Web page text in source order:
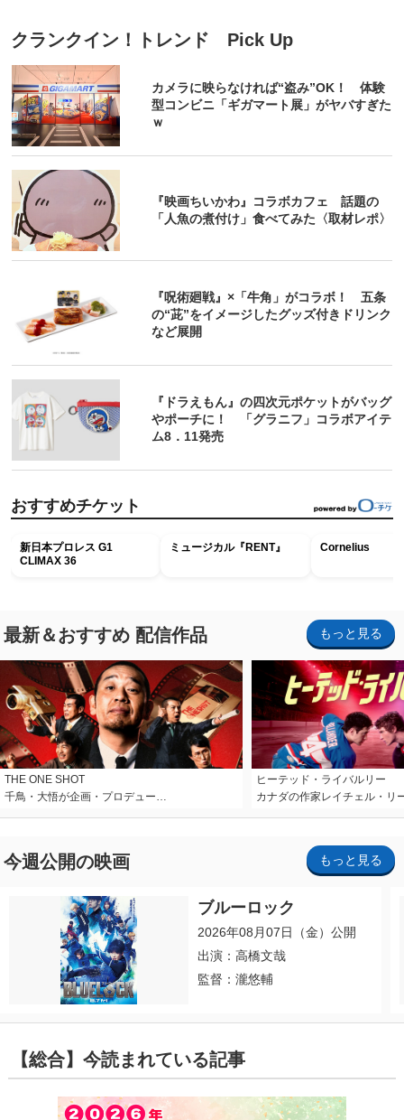
クランクイン！トレンド Pick Up
カメラに映らなければ“盗み”OK！ 体験
型コンビニ「ギガマート展」がヤバすぎた
ｗ
『映画ちいかわ』コラボカフェ 話題の
「人魚の煮付け」食べてみた〈取材レポ〉
『呪術廻戦』×「牛角」がコラボ！ 五条
の“茈”をイメージしたグッズ付きドリンク
など展開
『ドラえもん』の四次元ポケットがバッグ
やポーチに！ 「グラニフ」コラボアイテ
ム8．11発売
おすすめチケット
新日本プロレス G1
CLIMAX 36
ミュージカル『RENT』 Cornelius
最新＆おすすめ 配信作品 もっと見る
THE ONE SHOT
千鳥・大悟が企画・プロデュー…
ヒーテッド・ライバルリー
カナダの作家レイチェル・リ
今週公開の映画 もっと見る
ブルーロック
2026年08月07日（金）公開
出演：高橋文哉
監督：瀧悠輔
【総合】今読まれている記事